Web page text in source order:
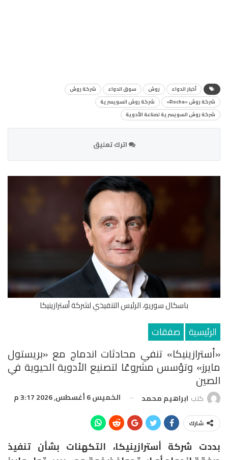
أخبار الدواء روش سوق الدواء
شركة روش
شركة روش «Roche»
شركة روش السويسرية
شركة روش السويسرية لصناعة الأدوية
اترك تعليق
باسكال سوريو، الرئيس التنفيذي لشركة أسترازينيكا
الرئيسية صفقات
«أسترازينيكا» تنفي محادثات اندماج مع «بريستول
مايرز» وتؤسس مشروعًا لتصنيع الأدوية الحيوية في
الصين
كتب ابراهيم محمد الخميس 6 أغسطس, 2026 3:17 م
شارك
بددت شركة أسترازينيكا، التكهنات بشأن تنفيذ